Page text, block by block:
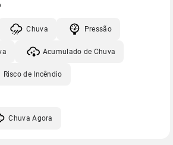
Chuva Pressão
Acumulado de Chuva
Risco de Incêndio
Chuva Agora